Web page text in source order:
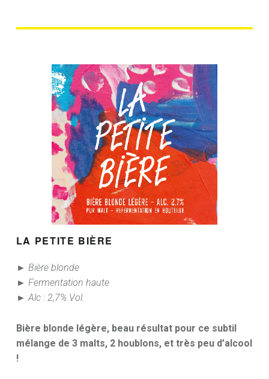
LA PETITE BIÈRE
► Bière blonde
► Fermentation haute
► Alc : 2,7% Vol.
Bière blonde légère, beau résultat pour ce subtil
mélange de 3 malts, 2 houblons, et très peu d’alcool
!